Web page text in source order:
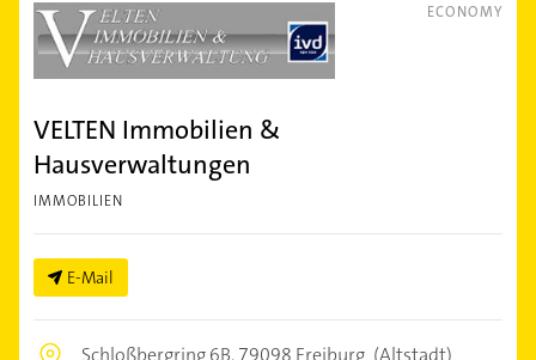
ECONOMY
VELTEN Immobilien &
Hausverwaltungen
IMMOBILIEN
E-Mail
Schloßbergring 6B,79098 Freiburg (Altstadt)